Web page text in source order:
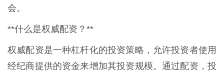
会。
**什么是权威配资？**
权威配资是一种杠杆化的投资策略，允许投资者使用
经纪商提供的资金来增加其投资规模。通过配资，投